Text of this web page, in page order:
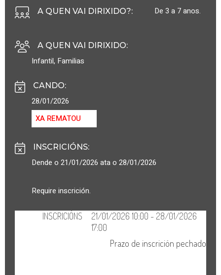
A QUEN VAI DIRIXIDO?: De 3 a 7 anos.
A QUEN VAI DIRIXIDO:
Infantil, Familias
CANDO:
28/01/2026
XA REMATOU
INSCRICIÓNS:
Dende o 21/01/2026 ata o 28/01/2026
Require inscrición.